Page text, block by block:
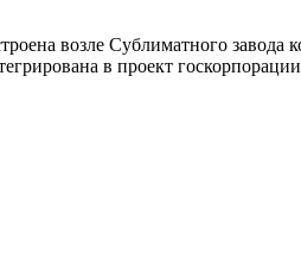
возле Сублиматного завода
в проект